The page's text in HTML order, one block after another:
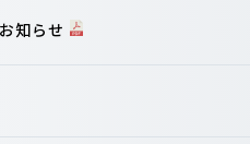
知らせ